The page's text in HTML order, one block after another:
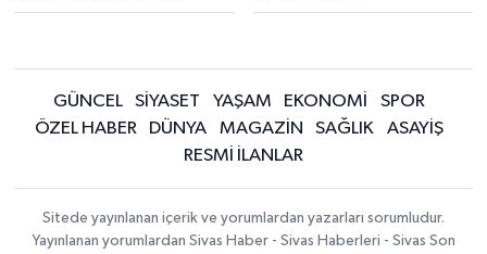
GÜNCEL SİYASET YAŞAM EKONOMİ
SPOR
ÖZEL HABER
DÜNYA MAGAZİN SAĞLIK
ASAYİŞ
RESMİ İLANLAR
Sitede yayınlanan içerik ve yorumlardan yazarları sorumludur.
Yayınlanan yorumlardan Sivas Haber - Sivas Haberleri - Sivas Son